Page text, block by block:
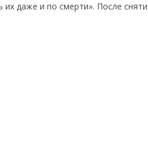
даже и по смерти». После